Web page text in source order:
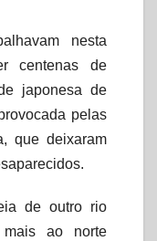
nesta
centenas de
japonesa de
pelas
que deixaram
de outro rio
ao norte